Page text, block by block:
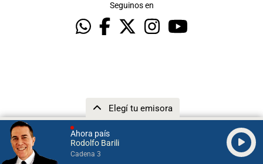
Ahora país
Rodolfo Barili
Cadena 3
Elegí tu emisora
Seguinos en